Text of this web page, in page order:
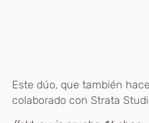
Este dúo, que también
colaborado con Strata